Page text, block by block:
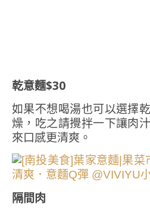
乾意麵$30
如果不想喝湯也可以選擇
燥，吃之請攪拌一下讓肉
來口感更清爽。
隔間肉